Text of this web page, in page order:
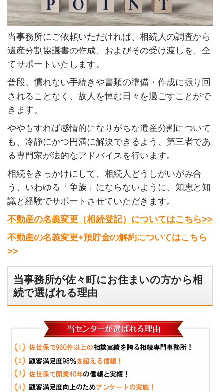
当事務所にご依頼いただければ、相続人の調査から
遺産分割協議書の作成、およびその受け渡しを、全
てサポートいたします。
普段、慣れない手続きや書類の準備・作成に振り回
されることなく、故人を悼む日々を過ごすことがで
きます。
ややもすれば感情的になりがちな遺産分割について
も、冷静にかつ円満に解決できるよう、第三者であ
る専門家が法的なアドバイスを行います。
相続をきっかけにして、相続人どうしがいがみ合
う、いわゆる「争族」にならないように、知恵と知
識と経験でサポートさせていただきます。
不動産の名義変更（相続登記）についてはこちら>>
不動産の名義変更+預貯金の解約についてはこちら
>>
当事務所が佐々町にお住まいの方から相
続で選ばれる理由